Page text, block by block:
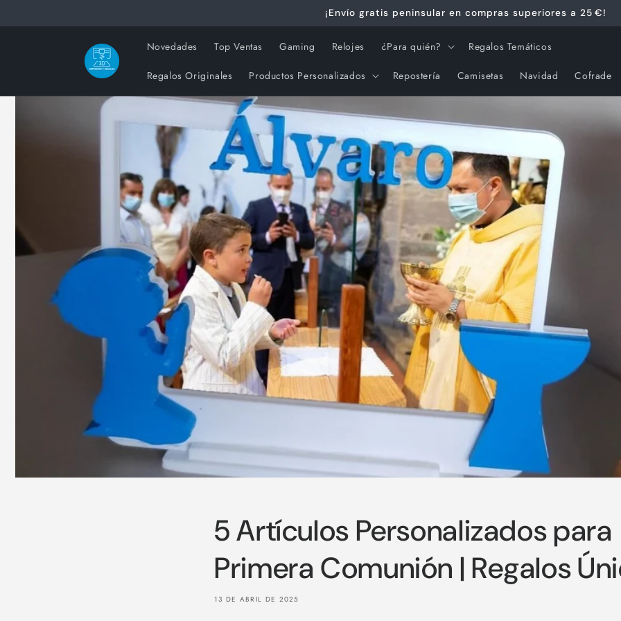
al contenido
¡Envío gratis peninsular en compras superiores a 25 €!
Novedades Top Ventas Gaming Relojes ¿Para quién? Regalos Temáticos
Regalos Originales Productos Personalizados Repostería Camisetas Navidad Cofrade
5 Artículos Personalizados para
Primera Comunión | Regalos
13 DE ABRIL DE 2025